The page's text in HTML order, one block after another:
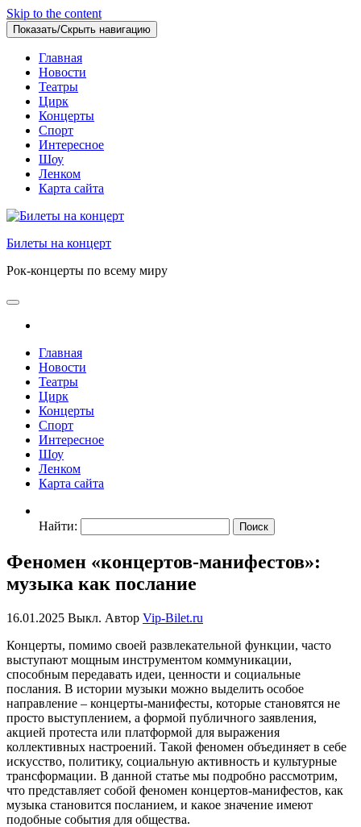
Skip to the content
Показать/Скрыть навигацию
Главная
Новости
Театры
Цирк
Концерты
Спорт
Интересное
Шоу
Ленком
Карта сайта
Билеты на концерт
Рок-концерты по всему миру
Главная
Новости
Театры
Цирк
Концерты
Спорт
Интересное
Шоу
Ленком
Карта сайта
Найти:
Феномен «концертов-манифестов»:
музыка как послание
16.01.2025 Выкл. Автор Vip-Bilet.ru
Концерты, помимо своей развлекательной функции, часто
выступают мощным инструментом коммуникации,
способным передавать идеи, ценности и социальные
послания. В истории музыки можно выделить особое
направление – концерты-манифесты, которые становятся не
просто выступлением, а формой публичного заявления,
акцией протеста или платформой для выражения
коллективных настроений. Такой феномен объединяет в себе
искусство, политику, социальную активность и культурные
трансформации. В данной статье мы подробно рассмотрим,
что представляет собой феномен концертов-манифестов, как
музыка становится посланием, и какое значение имеют
подобные события для общества.